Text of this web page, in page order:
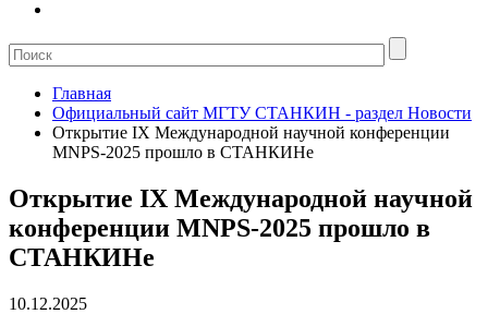
Главная
Официальный сайт МГТУ СТАНКИН - раздел Новости
Открытие IX Международной научной конференции
MNPS-2025 прошло в СТАНКИНе
Открытие IX Международной научной
конференции MNPS-2025 прошло в
СТАНКИНе
10.12.2025